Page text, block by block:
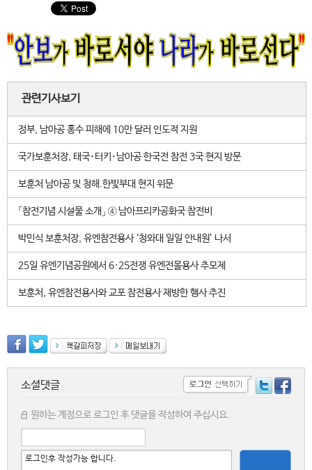
관련기사보기
정부, 남아공 홍수 피해에 10만 달러 인도적 지원
국가보훈처장, 태국･터키･남아공 한국전 참전 3국 현지 방문
보훈처 남아공 및 청해.한빛부대 현지 위문
「참전기념 시설물 소개」 ④ 남아프리카공화국 참전비
박민식 보훈처장, 유엔참전용사 ‘청와대 일일 안내원’ 나서
25일 유엔기념공원에서 6·25전쟁 유엔전몰용사 추모제
보훈처, 유엔참전용사와 교포 참전용사 재방한 행사 추진
소셜댓글
원하는 계정으로 로그인 후 댓글을 작성하여 주십시요.